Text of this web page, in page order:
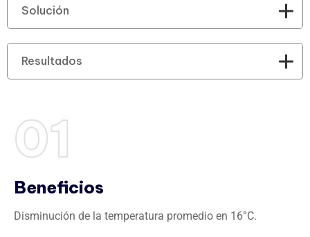
Solución
Resultados
01
Beneficios
Disminución de la temperatura promedio en 16°C.